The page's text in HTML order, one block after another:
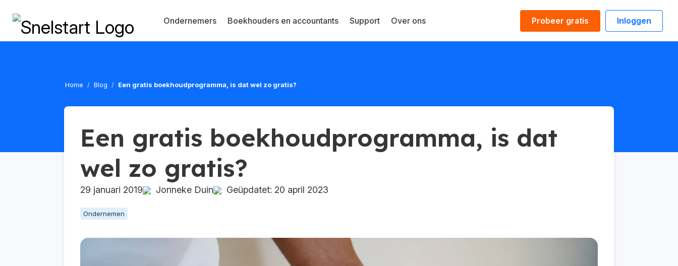
Probeer gratis Inloggen
Ondernemers Boekhouders en accountants Support Over ons
Home Blog Een gratis boekhoudprogramma, is dat wel zo gratis?
Een gratis boekhoudprogramma, is dat
wel zo gratis?
29 januari 2019 Jonneke Duin Geüpdatet: 20 april 2023
Ondernemen